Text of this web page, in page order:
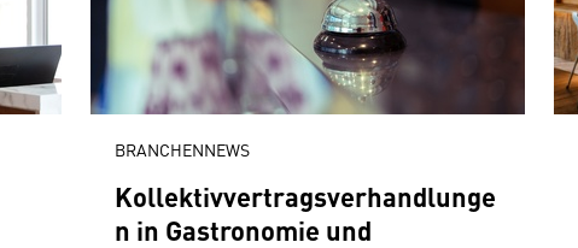
BRANCHENNEWS
Kollektivvertragsverhandlunge
n in Gastronomie und